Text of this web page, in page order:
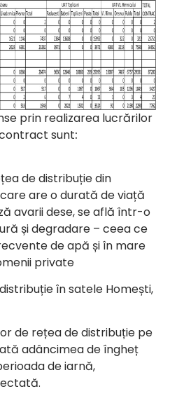
prin realizarea lucrărilor
sunt:
de distribuție din
are o durată de viață
avarii dese, se află într-o
și degradare – ceea ce
de apă și în mare
private
în satele Homești,
de rețea de distribuție pe
adâncimea de îngheț
de iarnă,